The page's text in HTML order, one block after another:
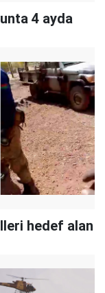
4 ayda
hedef alan